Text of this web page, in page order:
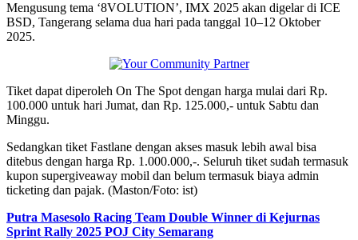
Mengusung tema ‘8VOLUTION’, IMX 2025 akan digelar di ICE
BSD, Tangerang selama dua hari pada tanggal 10–12 Oktober
2025.
Tiket dapat diperoleh On The Spot dengan harga mulai dari Rp.
100.000 untuk hari Jumat, dan Rp. 125.000,- untuk Sabtu dan
Minggu.
Sedangkan tiket Fastlane dengan akses masuk lebih awal bisa
ditebus dengan harga Rp. 1.000.000,-. Seluruh tiket sudah termasuk
kupon supergiveaway mobil dan belum termasuk biaya admin
ticketing dan pajak. (Maston/Foto: ist)
Putra Masesolo Racing Team Double Winner di Kejurnas
Sprint Rally 2025 POJ City Semarang